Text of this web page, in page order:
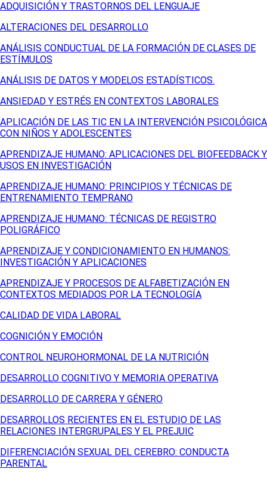
ADQUISICIÓN Y TRASTORNOS DEL LENGUAJE
ALTERACIONES DEL DESARROLLO
ANÁLISIS CONDUCTUAL DE LA FORMACIÓN DE CLASES DE
ESTÍMULOS
ANÁLISIS DE DATOS Y MODELOS ESTADÍSTICOS.
ANSIEDAD Y ESTRÉS EN CONTEXTOS LABORALES
APLICACIÓN DE LAS TIC EN LA INTERVENCIÓN PSICOLÓGICA
CON NIÑOS Y ADOLESCENTES
APRENDIZAJE HUMANO: APLICACIONES DEL BIOFEEDBACK Y
USOS EN INVESTIGACIÓN
APRENDIZAJE HUMANO: PRINCIPIOS Y TÉCNICAS DE
ENTRENAMIENTO TEMPRANO
APRENDIZAJE HUMANO: TÉCNICAS DE REGISTRO
POLIGRÁFICO
APRENDIZAJE Y CONDICIONAMIENTO EN HUMANOS:
INVESTIGACIÓN Y APLICACIONES
APRENDIZAJE Y PROCESOS DE ALFABETIZACIÓN EN
CONTEXTOS MEDIADOS POR LA TECNOLOGÍA
CALIDAD DE VIDA LABORAL
COGNICIÓN Y EMOCIÓN
CONTROL NEUROHORMONAL DE LA NUTRICIÓN
DESARROLLO COGNITIVO Y MEMORIA OPERATIVA
DESARROLLO DE CARRERA Y GÉNERO
DESARROLLOS RECIENTES EN EL ESTUDIO DE LAS
RELACIONES INTERGRUPALES Y EL PREJUIC
DIFERENCIACIÓN SEXUAL DEL CEREBRO: CONDUCTA
PARENTAL